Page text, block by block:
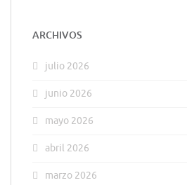
ARCHIVOS
julio 2026
junio 2026
mayo 2026
abril 2026
marzo 2026